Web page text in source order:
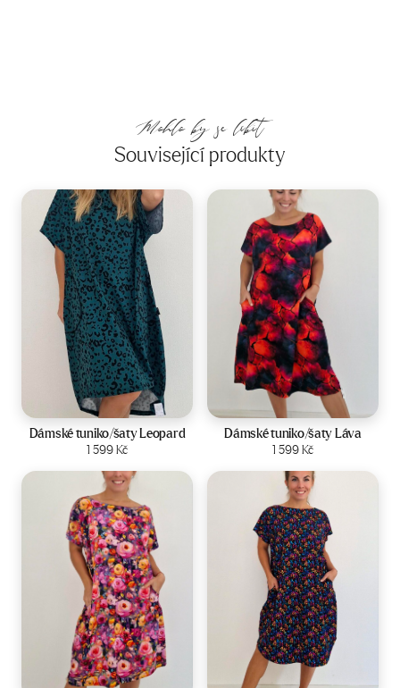
Mohlo by se líbit
Související produkty
Velikost:44-50
Dámské tuniko/šaty Leopard
1 599Kč
Zobrazit produkt
Velikost: 44-50
Dámské tuniko/šaty Láva
1 599Kč
Zobrazit produkt
Velikost:44-50 Velikost:44-50